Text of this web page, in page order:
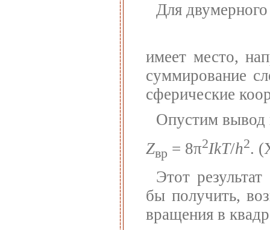
Для
имеет место,
суммирование
сферические
Опустим вывод
Zвр = 8π2IkT/h2.
Этот
бы получить,
вращения в